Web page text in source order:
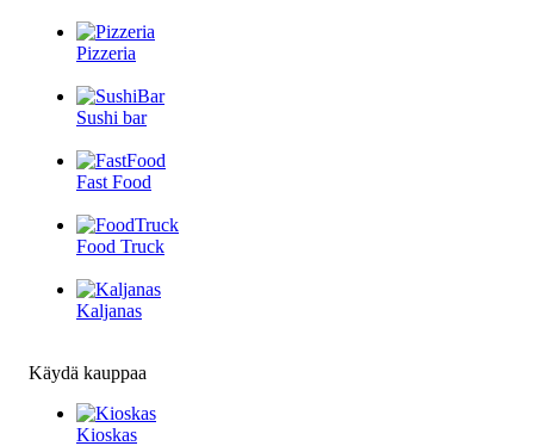
Pizzeria
Sushi bar
Fast Food
Food Truck
Kaljanas
Käydä kauppaa
Kioskas